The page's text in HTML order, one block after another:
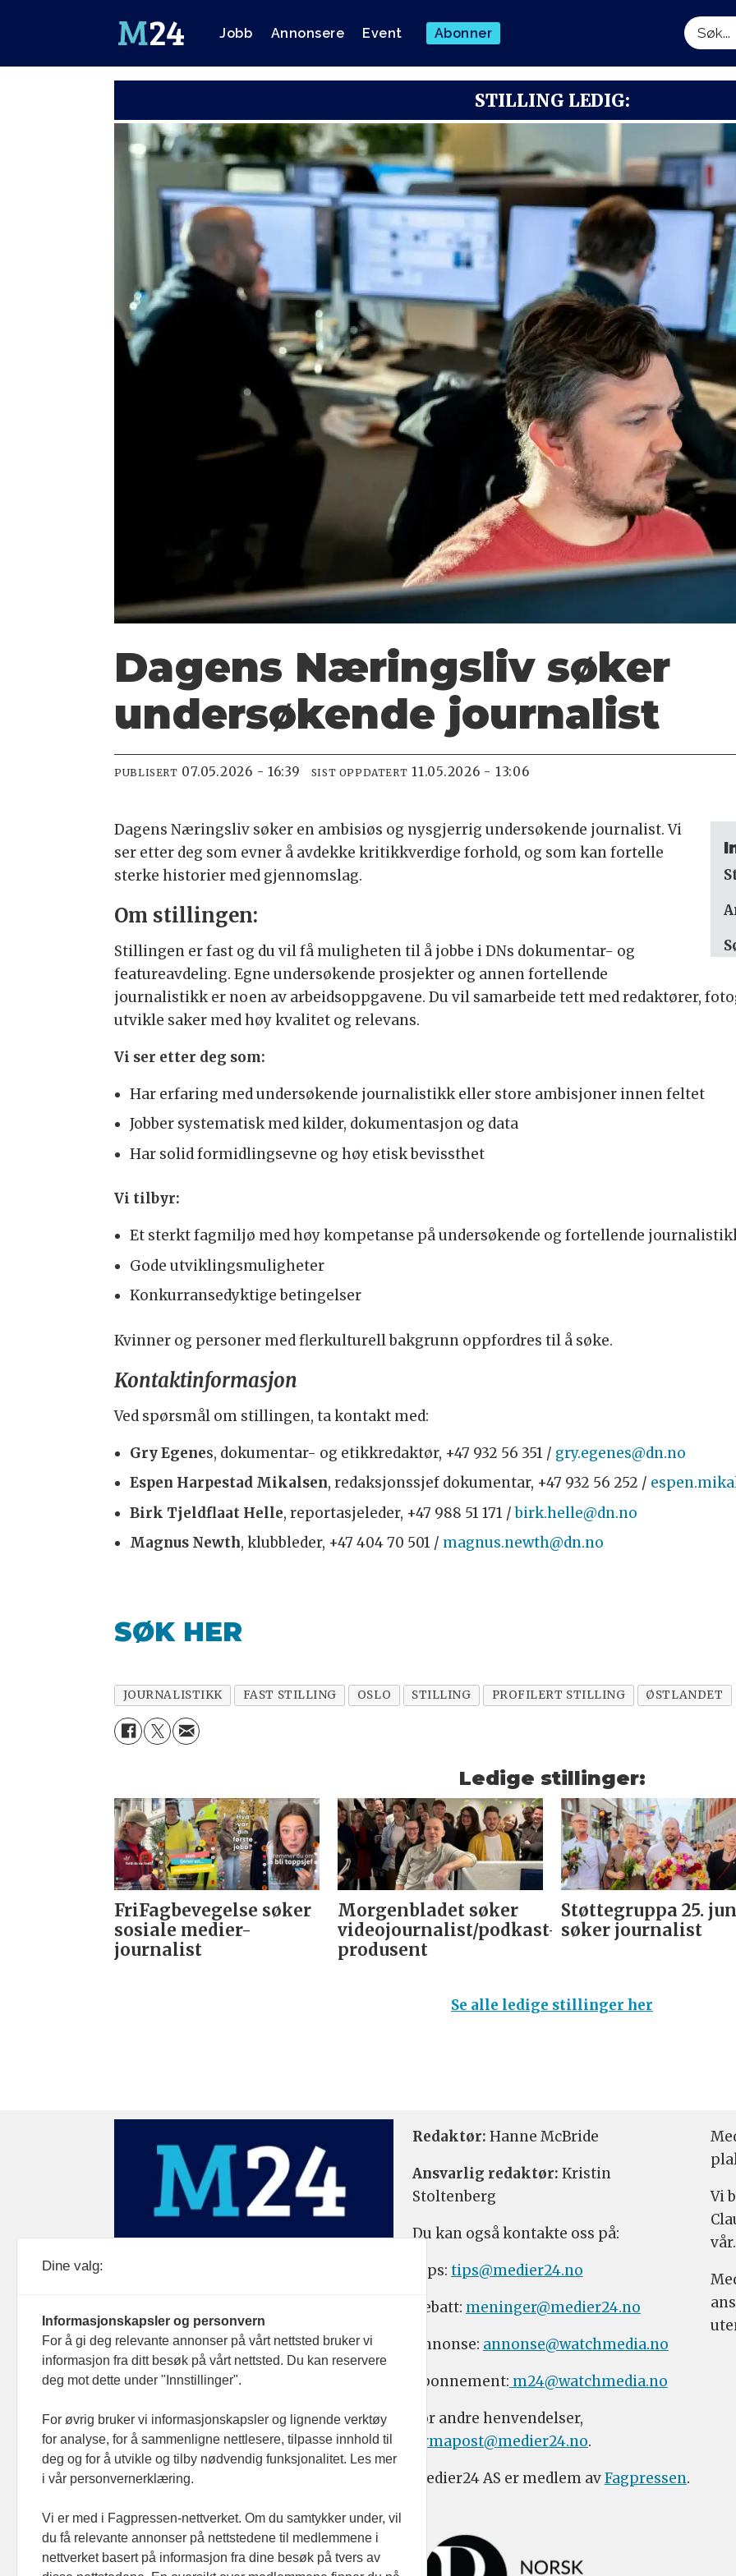
Jobb Annonsere Event Abonner
Søk
STILLING LEDIG:
Dagens Næringsliv søker
undersøkende journalist­
PUBLISERT 07.05.2026 - 16:39 SIST OPPDATERT 11.05.2026 - 13:06
Dagens Næringsliv søker en ambisiøs og nysgjerrig undersøkende journalist. Vi
ser etter deg som evner å avdekke kritikkverdige forhold, og som kan fortelle
sterke historier med gjennomslag.
Om stillingen:
Stillingen er fast og du vil få muligheten til å jobbe i DNs dokumentar- og
featureavdeling. Egne undersøkende prosjekter og annen fortellende
journalistikk er noen av arbeidsoppgavene. Du vil samarbeide tett med redaktører,
utvikle saker med høy kvalitet og relevans.
Vi ser etter deg som:
Har erfaring med undersøkende journalistikk eller store ambisjoner innen feltet
Jobber systematisk med kilder, dokumentasjon og data
Har solid formidlingsevne og høy etisk bevissthet
Vi tilbyr:
Et sterkt fagmiljø med høy kompetanse på undersøkende og fortellende
Gode utviklingsmuligheter
Konkurransedyktige betingelser
Kvinner og personer med flerkulturell bakgrunn oppfordres til å søke.
Kontaktinformasjon
Ved spørsmål om stillingen, ta kontakt med:
Gry Egenes, dokumentar- og etikkredaktør, +47 932 56 351 / gry.egenes@dn.no
Espen Harpestad Mikalsen, redaksjonssjef dokumentar, +47 932 56 252 /
Birk Tjeldflaat Helle, reportasjeleder, +47 988 51 171 /birk.helle@dn.no
Magnus Newth, klubbleder, +47 404 70 501 / magnus.newth@dn.no
SØK HER
JOURNALISTIKK FAST STILLING OSLO STILLING PROFILERT STILLING ØSTLANDET
Ledige stillinger:
FriFagbevegelse søker
sosiale medier-
journalist
Morgenbladet søker
videojournalist/podkast-
produsent
Støttegruppa 25.
søker journalist
Se alle ledige stillinger her
Redaktør: Hanne McBride
Ansvarlig redaktør: Kristin
Stoltenberg
Du kan også kontakte oss på:
Tips: tips@medier24.no
Debatt: meninger@medier24.no
Annonse: annonse@watchmedia.no
Abonnement: m24@watchmedia.no
For andre henvendelser,
firmapost@medier24.no.
Medier24 AS er medlem avFagpressen.
Vi
vår.
Dine valg:
Informasjonskapsler og personvern
For å gi deg relevante annonser på vårt nettsted bruker vi
informasjon fra ditt besøk på vårt nettsted. Du kan reservere
deg mot dette under "Innstillinger".
For øvrig bruker vi informasjonskapsler og lignende verktøy
for analyse, for å sammenligne nettlesere, tilpasse innhold til
deg og for å utvikle og tilby nødvendig funksjonalitet. Les mer
i vår personvernerklæring.
Vi er med i Fagpressen-nettverket. Om du samtykker under, vil
du få relevante annonser på nettstedene til medlemmene i
nettverket basert på informasjon fra dine besøk på tvers av